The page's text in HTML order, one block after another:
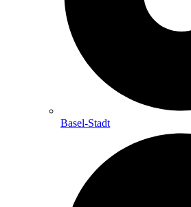
Basel-Stadt